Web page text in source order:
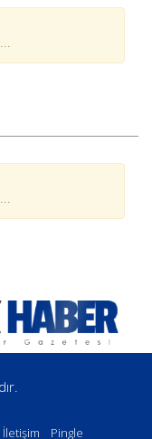
İletişim Pingle